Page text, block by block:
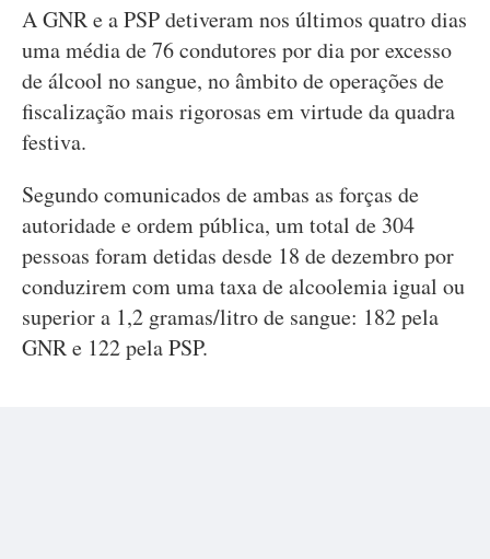
A GNR e a PSP detiveram nos últimos quatro dias
uma média de 76 condutores por dia por excesso
de álcool no sangue, no âmbito de operações de
fiscalização mais rigorosas em virtude da quadra
festiva.
Segundo comunicados de ambas as forças de
autoridade e ordem pública, um total de 304
pessoas foram detidas desde 18 de dezembro por
conduzirem com uma taxa de alcoolemia igual ou
superior a 1,2 gramas/litro de sangue: 182 pela
GNR e 122 pela PSP.